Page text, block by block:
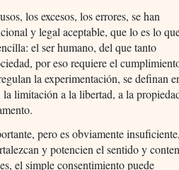
los excesos, los errores, se han
y legal aceptable, que lo es lo
el ser humano, del que tanto
por eso requiere el
la experimentación, se definan
limitación a la libertad, a la
pero es obviamente insuficiente,
y potencien el sentido y
el simple consentimiento puede